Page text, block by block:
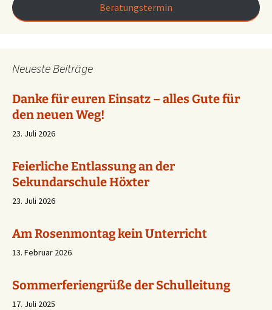
Beratungstermin
Neueste Beiträge
Danke für euren Einsatz – alles Gute für
den neuen Weg!
23. Juli 2026
Feierliche Entlassung an der
Sekundarschule Höxter
23. Juli 2026
Am Rosenmontag kein Unterricht
13. Februar 2026
Sommerferiengrüße der Schulleitung
17. Juli 2025